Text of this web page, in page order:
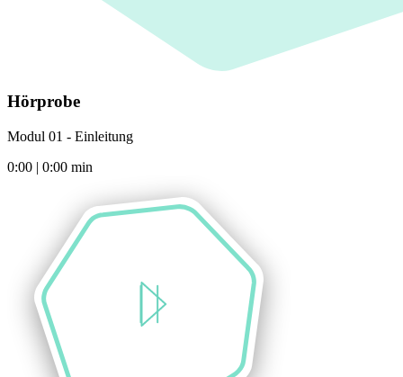
Hörprobe
Modul 01 - Einleitung
0:00 | 0:00 min